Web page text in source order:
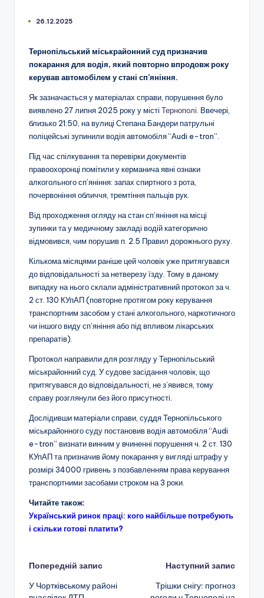
26.12.2025
Тернопільський міськрайонний суд призначив
покарання для водія, який повторно впродовж року
керував автомобілем у стані сп’яніння.
Як зазначається у матеріалах справи, порушення було
виявлено 27 липня 2025 року у місті Тернополі . Ввечері,
близько 21:50, на вулиці Степана Бандери патрульні
поліцейські зупинили водія автомобіля “Аudi e-tron”.
Під час спілкування та перевірки документів
правоохоронці помітили у керманича явні ознаки
алкогольного сп’яніння: запах спиртного з рота,
почервоніння обличчя, тремтіння пальців рук.
Від проходження огляду на стан сп’яніння на місці
зупинки та у медичному закладі водій категорично
відмовився, чим порушив п. 2.5 Правил дорожнього руху.
Кількома місяцями раніше цей чоловік уже притягувався
до відповідальності за нетверезу їзду. Тому в даному
випадку на нього склали адміністративний протокол за ч.
2 ст. 130 КУпАП (повторне протягом року керування
транспортним засобом у стані алкогольного, наркотичного
чи іншого виду сп’яніння або під впливом лікарських
препаратів).
Протокол направили для розгляду у Тернопільський
міськрайонний суд. У судове засідання чоловік, що
притягувався до відповідальності, не з’явився, тому
справу розглянули без його присутності.
Дослідивши матеріали справи, суддя Тернопільського
міськрайонного суду постановив водія автомобіля “Аudi
e-tron” визнати винним у вчиненні порушення ч. 2 ст. 130
КУпАП та призначив йому покарання у вигляді штрафу у
розмірі 34000 гривень з позбавленням права керування
транспортними засобами строком на 3 роки.
Читайте також:
Український ринок праці: кого найбільше потребують
і скільки готові платити?
Навігація
по
Попередній запис
У Чортківському районі
Наступний запис
Трішки снігу: прогноз